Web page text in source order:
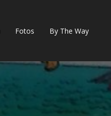
Fotos By The Way